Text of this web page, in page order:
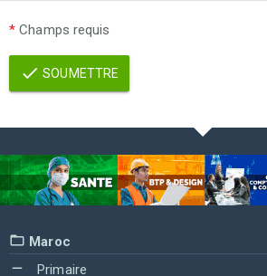
* Champs requis
SOUMETTRE
Maroc
Primaire